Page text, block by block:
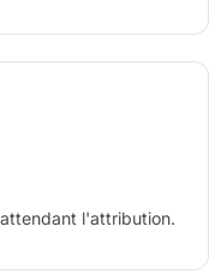
l'attribution.